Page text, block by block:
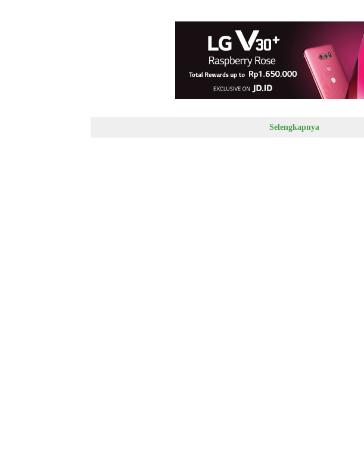
Selengkapnya